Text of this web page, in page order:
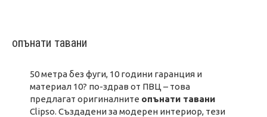
опънати тавани
50 метра без фуги, 10 години гаранция и
материал 10? по-здрав от ПВЦ – това
предлагат оригиналните опънати тавани
Clipso. Създадени за модерен интериор, тези